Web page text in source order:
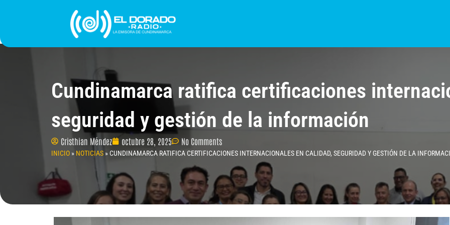
Cundinamarca ratifica certificaciones
seguridad y gestión de la información
Cristhian Méndez octubre 28, 2025 No Comments
INICIO » NOTICIAS »CUNDINAMARCA RATIFICA CERTIFICACIONES INTERNACIONALES EN CALIDAD, SEGURIDAD Y GESTIÓN DE LA